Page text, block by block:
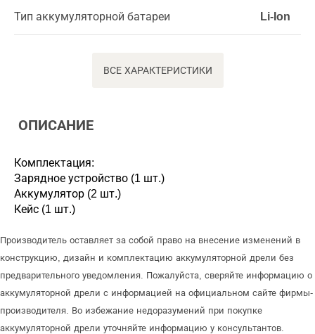
Тип аккумуляторной батареи Li-Ion
ВСЕ ХАРАКТЕРИСТИКИ
ОПИСАНИЕ
Комплектация:
Зарядное устройство (1 шт.)
Аккумулятор (2 шт.)
Кейс (1 шт.)
Производитель оставляет за собой право на внесение изменений в
конструкцию, дизайн и комплектацию аккумуляторной дрели без
предварительного уведомления. Пожалуйста, сверяйте информацию о
аккумуляторной дрели с информацией на официальном сайте фирмы-
производителя. Во избежание недоразумений при покупке
аккумуляторной дрели уточняйте информацию у консультантов.